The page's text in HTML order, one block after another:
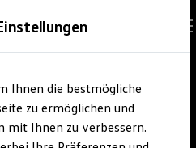
Ihnen die bestmögliche
zu ermöglichen und
mit Ihnen zu verbessern.